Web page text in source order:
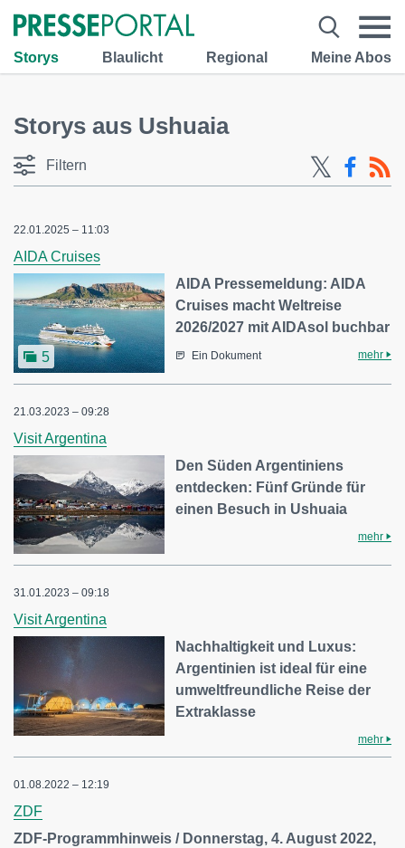
Storys Blaulicht Regional Meine Abos
Storys aus Ushuaia
Filtern
22.01.2025 – 11:03
AIDA Cruises
5
AIDA Pressemeldung: AIDA
Cruises macht Weltreise
2026/2027 mit AIDAsol buchbar
Ein Dokument mehr
21.03.2023 – 09:28
Visit Argentina
Den Süden Argentiniens
entdecken: Fünf Gründe für
einen Besuch in Ushuaia
mehr
31.01.2023 – 09:18
Visit Argentina
Nachhaltigkeit und Luxus:
Argentinien ist ideal für eine
umweltfreundliche Reise der
Extraklasse
mehr
01.08.2022 – 12:19
ZDF
ZDF-Programmhinweis / Donnerstag, 4. August 2022,